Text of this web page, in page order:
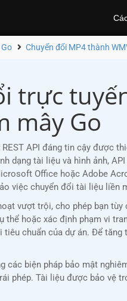
Go Chuyển đổi MP4 thành
trực
mây Go
API đáng tin cậy được
dạng tài liệu và hình ảnh,
Office hoặc Adobe
việc chuyển đổi tài liệu liền
vượt trội, cho phép bạn
hoặc xác định phạm vi
chuẩn của dự án. Để
các biện pháp bảo mật
phép. Tài liệu được bảo